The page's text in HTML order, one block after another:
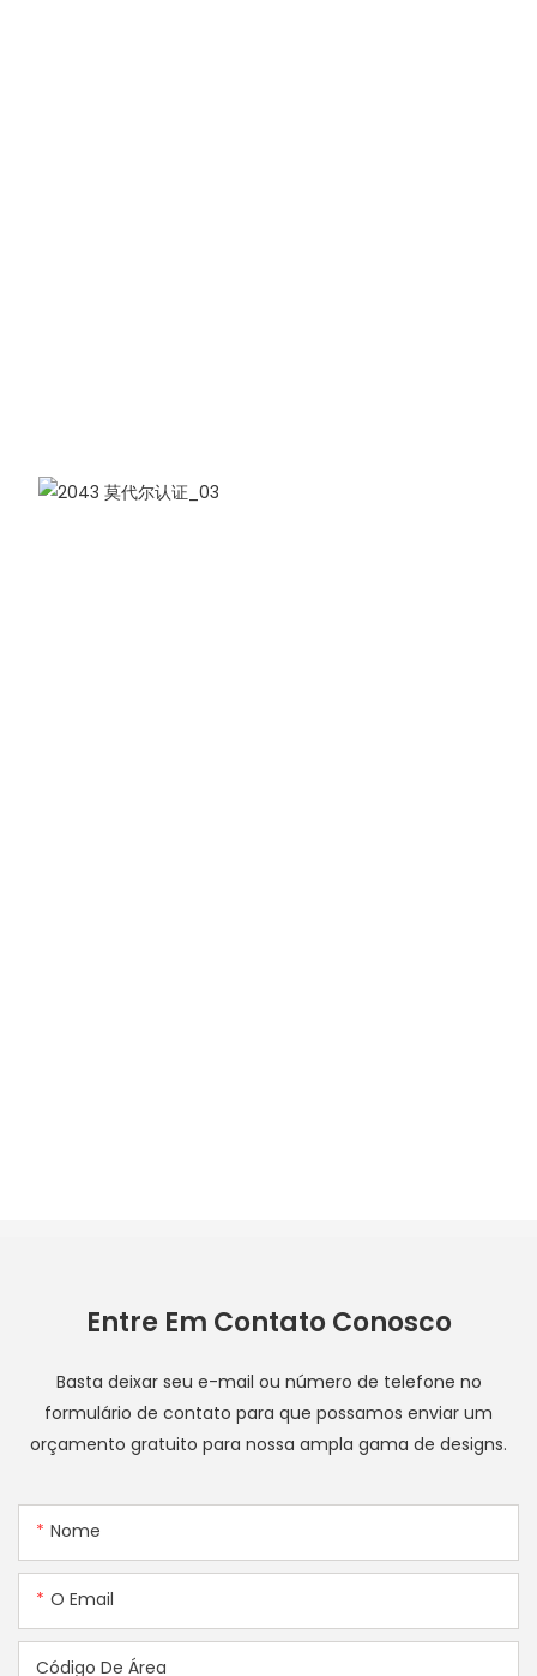
Entre Em Contato Conosco
Basta deixar seu e-mail ou número de telefone no
formulário de contato para que possamos enviar um
orçamento gratuito para nossa ampla gama de designs.
Nome
O Email
Código De Área